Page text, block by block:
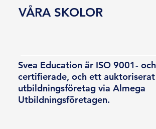
Svea Education är ISO 9001-
certifierade, och ett auktoriserat
utbildningsföretag via Almega
Utbildningsföretagen.
VÅRA SKOLOR